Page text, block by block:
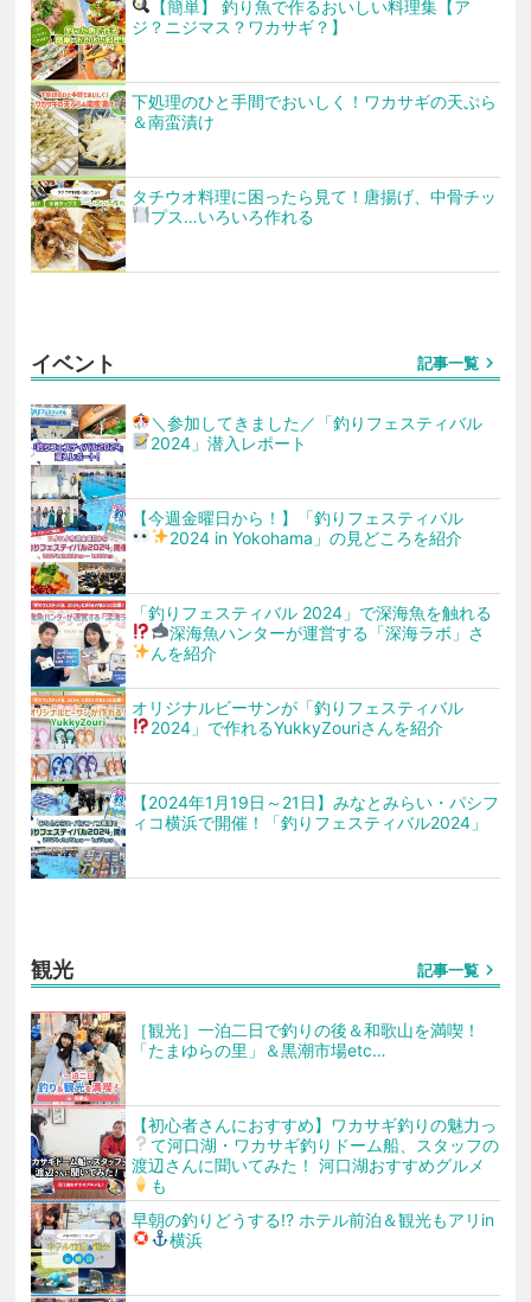
【簡単】 釣り魚で作るおいしい料理集 【ア
ジ？ニジマス？ワカサギ？】
下処理のひと手間でおいしく！ワカサギの天ぷら
＆南蛮漬け
タチウオ料理に困ったら見て！唐揚げ、中骨チッ
プス…いろいろ作れる
イベント 記事一覧chevron_right
＼参加してきました ／「釣りフェスティバル
2024」潜入レポート
【今週金曜日から！】「釣りフェスティバル
2024 in Yokohama」の見どころを紹介
「釣りフェスティバル 2024」で深海魚を触れる
深海魚ハンターが運営する「深海ラボ」さ
んを紹介
オリジナルビーサンが「釣りフェスティバル
2024」で作れるYukkyZouriさんを紹介
【2024年1月19日～21日】みなとみらい・パシフ
ィコ横浜で開催！「釣りフェスティバル2024」
観光 記事一覧chevron_right
［観光］一泊二日で釣りの後＆和歌山を満喫！
「たまゆらの里」＆黒潮市場etc…
【初心者さんにおすすめ】ワカサギ釣りの魅力っ
て河口湖・ワカサギ釣りドーム船、スタッフの
渡辺さんに聞いてみた！ 河口湖おすすめグルメ
も
早朝の釣りどうする!? ホテル前泊＆観光もアリ in
横浜